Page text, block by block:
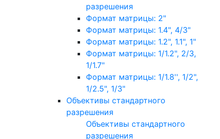
разрешения
Формат матрицы: 2"
Формат матрицы: 1.4", 4/3"
Формат матрицы: 1.2", 1.1", 1"
Формат матрицы: 1/1.2", 2/3,
1/1.7"
Формат матрицы: 1/1.8'', 1/2",
1/2.5", 1/3"
Объективы стандартного
разрешения
Объективы стандартного
разрешения